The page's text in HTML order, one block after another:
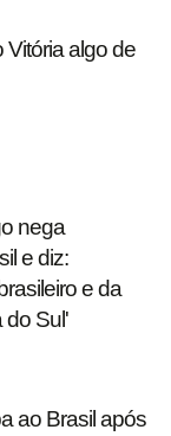
Vitória algo de
nega
e diz:
e da
do Sul'
ao Brasil após